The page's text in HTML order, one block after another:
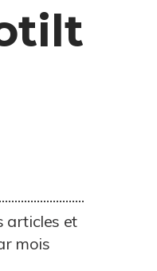
articles et
mois